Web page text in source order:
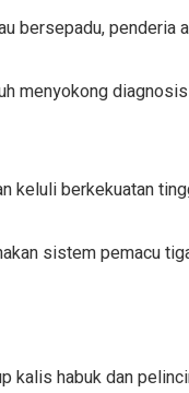
bersepadu, penderia
menyokong
keluli berkekuatan
sistem pemacu
kalis habuk dan